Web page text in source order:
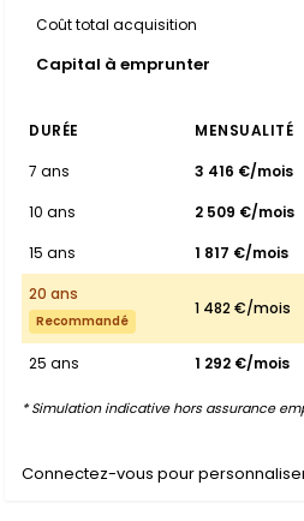
Coût total acquisition
Capital à emprunter
DURÉE MENSUALITÉ
7 ans
3 416 €/mois
10 ans
2 509 €/mois
15 ans
1 817 €/mois
20 ans
Recommandé
1 482 €/mois
25 ans 1 292 €/mois
* Simulation indicative hors assurance
Connectez-vous pour